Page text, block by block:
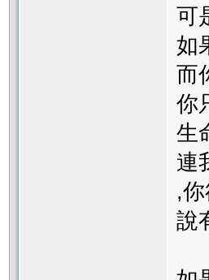
可
如
而
你
生
連
,
說